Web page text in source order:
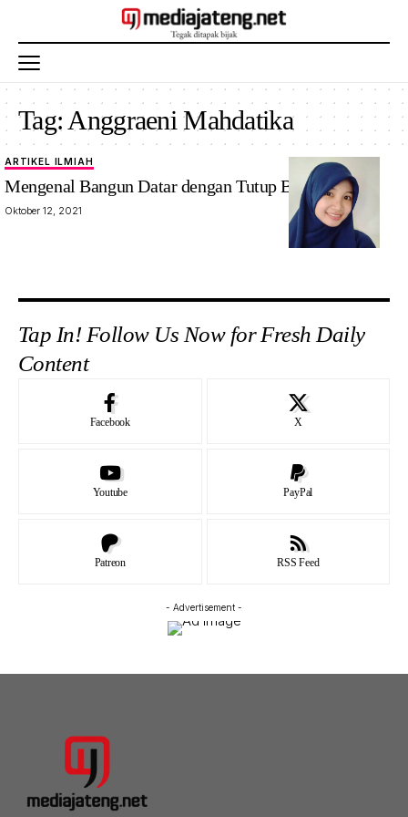
Tag: Anggraeni Mahdatika
ARTIKEL ILMIAH
Mengenal Bangun Datar dengan Tutup Botol Pintar
Oktober 12, 2021
Tap In! Follow Us Now for Fresh Daily
Content
Facebook X
Youtube PayPal
Patreon RSS Feed
- Advertisement -